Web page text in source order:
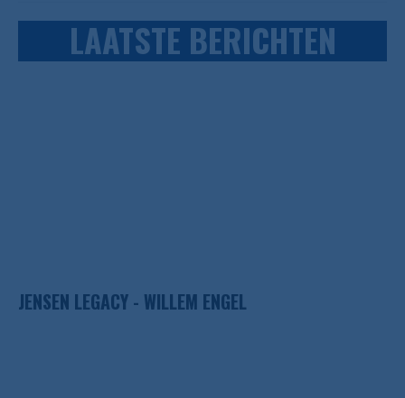
LAATSTE BERICHTEN
JENSEN LEGACY - WILLEM ENGEL